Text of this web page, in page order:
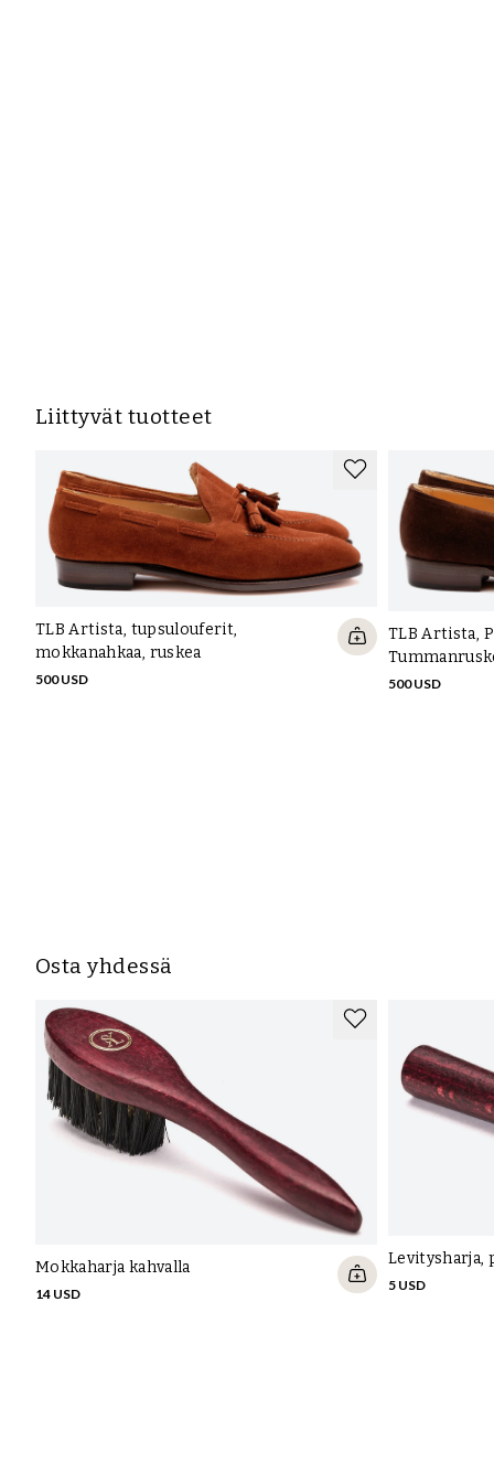
Liittyvät tuotteet
TLB Artista, tupsulouferit,
mokkanahkaa, ruskea
500 USD
TLB Artista,
500 USD
Osta yhdessä
Mokkaharja kahvalla
14 USD
Levitysharja,
5 USD